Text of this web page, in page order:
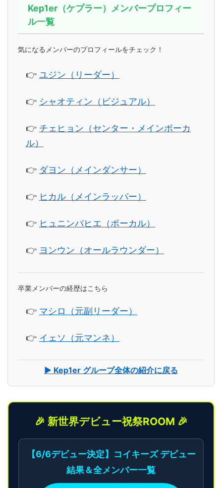
Kep1er（ケプラー）メンバープロフィー
ル一覧
気になるメンバーのプロフィールをチェック！
👉 ユジン（リーダー）
👉 シャオティン（ビジュアル）
👉 チェヒョン（センター・メインボーカ
ル）
👉 ダヨン（メインダンサー）
👉 ヒカル（メインラッパー）
👉 ヒュニンバヒエ（ボーカル）
👉 ヨンウン（オールラウンダー）
卒業メンバーの経歴はこちら
👉 マシロ（元副リーダー）
👉 イェソ（元マンネ）
▶ Kep1er グループ全体の紹介に戻る
🎉 新世界デビュー祝祭ROOM 🎉
【6/6デビュー決定】コイキーズ デビュー
結果＆全メンバー一覧